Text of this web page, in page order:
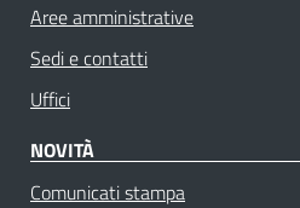
Aree amministrative
Sedi e contatti
Uffici
NOVITÀ
Comunicati stampa